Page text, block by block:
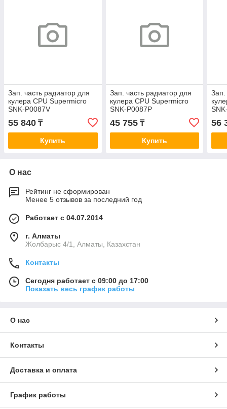
Зап. часть радиатор для
кулера CPU Supermicro
SNK-P0087V
55 840 ₸
Купить
Зап. часть радиатор для
кулера CPU Supermicro
SNK-P0087P
45 755₸
Купить
Зап.
56
О нас
Рейтинг не сформирован
Менее 5 отзывов за последний год
Работает с 04.07.2014
г. Алматы
Жолбарыс 4/1, Алматы, Казахстан
Контакты
Сегодня работает с 09:00 до 17:00
Показать весь график работы
О нас
Контакты
Доставка и оплата
График работы